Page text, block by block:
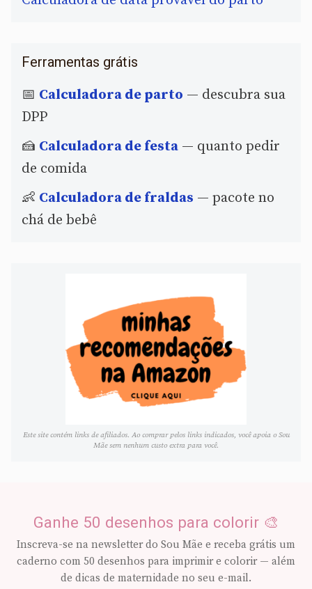
Ferramentas grátis
📅 Calculadora de parto — descubra sua
DPP
🍰 Calculadora de festa — quanto pedir
de comida
👶 Calculadora de fraldas — pacote no
chá de bebê
Este site contém links de afiliados. Ao comprar pelos links indicados, você apoia o Sou
Mãe sem nenhum custo extra para você.
Ganhe 50 desenhos para colorir 🎨
Inscreva-se na newsletter do Sou Mãe e receba grátis um
caderno com 50 desenhos para imprimir e colorir — além
de dicas de maternidade no seu e-mail.